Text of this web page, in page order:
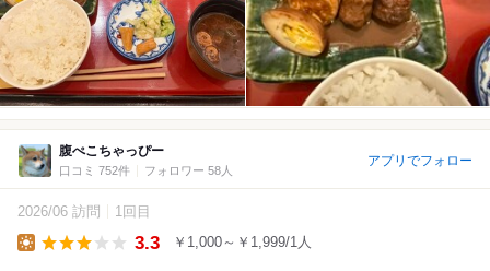
腹ぺこちゃっぴー
口コミ 752件 フォロワー 58人
アプリでフォロー
2026/06 訪問 1回目
3.3 ￥1,000～￥1,999/1人